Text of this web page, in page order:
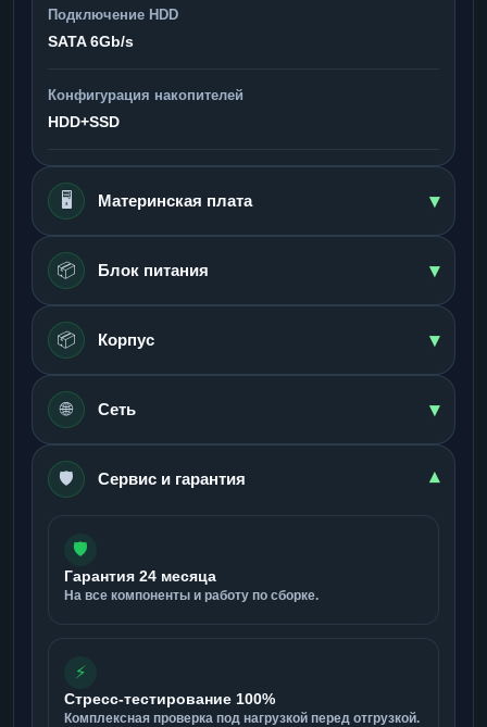
Подключение HDD
SATA 6Gb/s
Конфигурация накопителей
HDD+SSD
🖥️ Материнская плата ▾
📦 Блок питания ▾
📦 Корпус ▾
🌐 Сеть ▾
🛡️ Сервис и гарантия ▾
🛡️
Гарантия 24 месяца
На все компоненты и работу по сборке.
⚡
Стресс-тестирование 100%
Комплексная проверка под нагрузкой перед отгрузкой.